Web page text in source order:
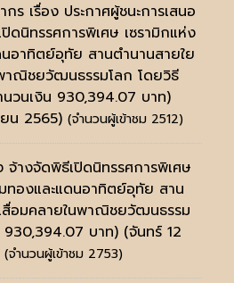
ร เรื่อง ประกาศผู้ชนะการเสนอ
ดนิทรรศการพิเศษ เซรามิกแห่ง
อาทิตย์อุทัย สานตำนานสายใย
าณิชยวัฒนธรรมโลก โดยวิธี
ำนวนเงิน 930,394.07 บาท)
น 2565) (จำนวนผู้เข้าชม 2512)
จ้างจัดพิธีเปิดนิทรรศการพิเศษ
ทองและแดนอาทิตย์อุทัย สาน
สื่อมคลายในพาณิชยวัฒนธรรม
930,394.07 บาท) (จันทร์ 12
(จำนวนผู้เข้าชม 2753)